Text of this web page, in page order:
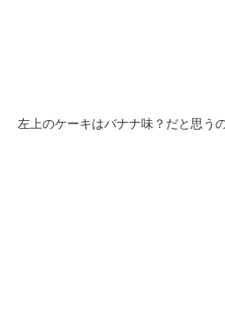
左上のケーキはバナナ味？だと思う